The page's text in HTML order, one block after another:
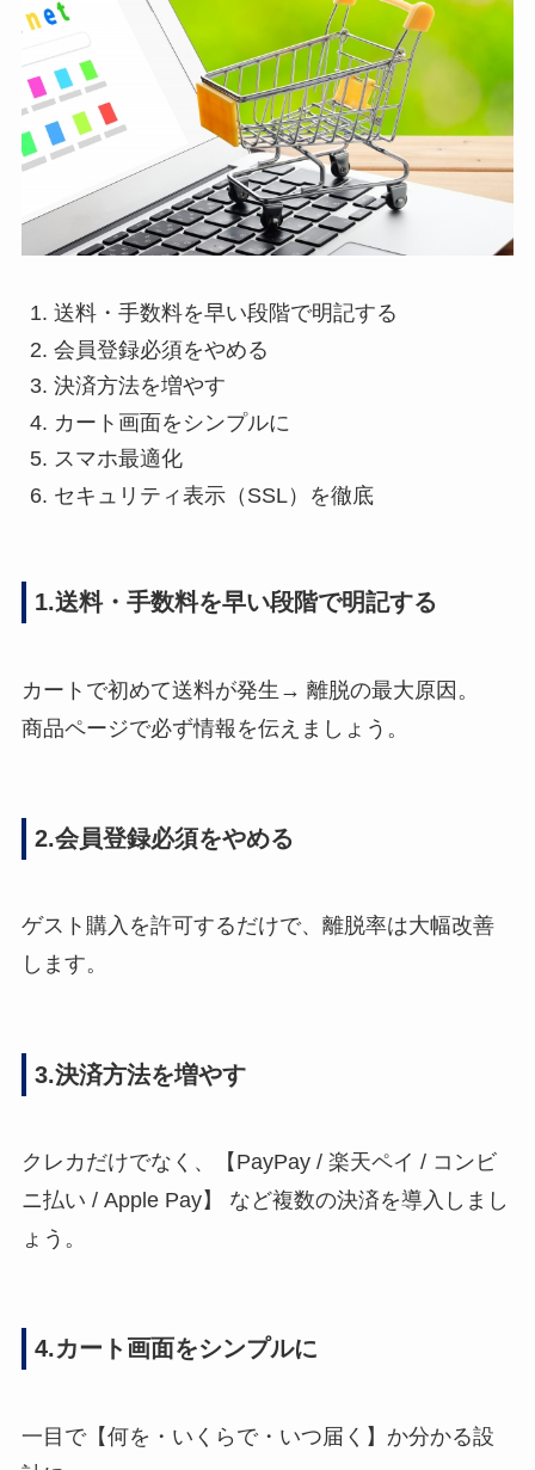
送料・手数料を早い段階で明記する
会員登録必須をやめる
決済方法を増やす
カート画面をシンプルに
スマホ最適化
セキュリティ表示（SSL）を徹底
1.送料・手数料を早い段階で明記する
カートで初めて送料が発生→ 離脱の最大原因。
商品ページで必ず情報を伝えましょう。
2.会員登録必須をやめる
ゲスト購入を許可するだけで、離脱率は大幅改善
します。
3.決済方法を増やす
クレカだけでなく、【PayPay / 楽天ペイ / コンビ
ニ払い / Apple Pay】 など複数の決済を導入しまし
ょう。
4.カート画面をシンプルに
一目で【何を・いくらで・いつ届く】か分かる設